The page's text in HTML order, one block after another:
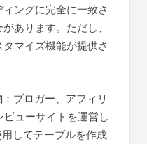
ングに完全に一致さ
あります。ただし、
マイズ機能が提供さ
：ブロガー、アフィリ
ューサイトを運営し
用してテーブルを作成